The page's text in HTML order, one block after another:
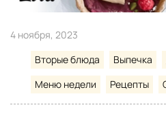
4 ноября, 2023
Вторые блюда
Выпечка
Меню недели
Рецепты